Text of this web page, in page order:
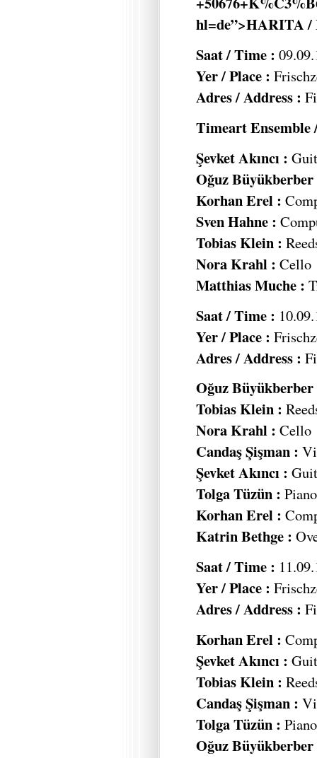
hl=de”>HARITA /
Saat / Time :
Yer / Place :
Adres / Address :
Timeart Ensemble
Şevket Akıncı :
Oğuz
Korhan Erel :
Sven Hahne :
Tobias Klein :
Nora Krahl : Cello
Matthias Muche :
Saat / Time :
Yer / Place :
Adres / Address :
Oğuz
Tobias Klein :
Nora Krahl : Cello
Candaş Şişman :
Şevket Akıncı :
Tolga Tüzün :
Korhan Erel :
Katrin Bethge :
Saat / Time :
Yer / Place :
Adres / Address :
Korhan Erel :
Şevket Akıncı :
Tobias Klein :
Candaş Şişman :
Tolga Tüzün :
Oğuz